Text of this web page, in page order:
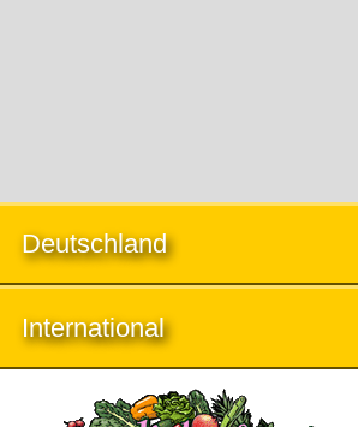
Deutschland
International